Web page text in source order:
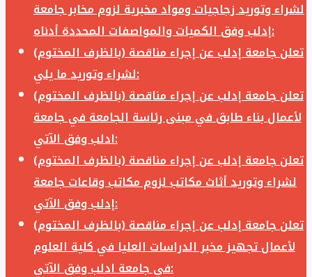
لشراء وتوريد زجاجيات ومواد مخبرية لزوم مخابر جامعة
إدلب وفق الكميات والمواصفات المحددة أدناه:
تعلن جامعة إدلب عن إجراء مناقصة (بالظرف المختوم)
لشراء وتوريد ما يلي:
تعلن جامعة إدلب عن إجراء مناقصة (بالظرف المختوم)
لأعمال بناء طابق في مبنى رئاسة الجامعة في جامعة
ادلب وفق الآتي:
تعلن جامعة إدلب عن إجراء مناقصة (بالظرف المختوم)
لشراء وتوريد أثاث مكاتب لزوم مكاتب وقاعات جامعة
إدلب وفق الآتي:
تعلن جامعة إدلب عن إجراء مناقصة (بالظرف المختوم)
لأعمال تجهيز مخبر الدراسات العليا في كلية العلوم
في جامعة ادلب وفق الآتي: